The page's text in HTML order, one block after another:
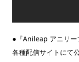
●『Anileap アニリー
各種配信サイトにて